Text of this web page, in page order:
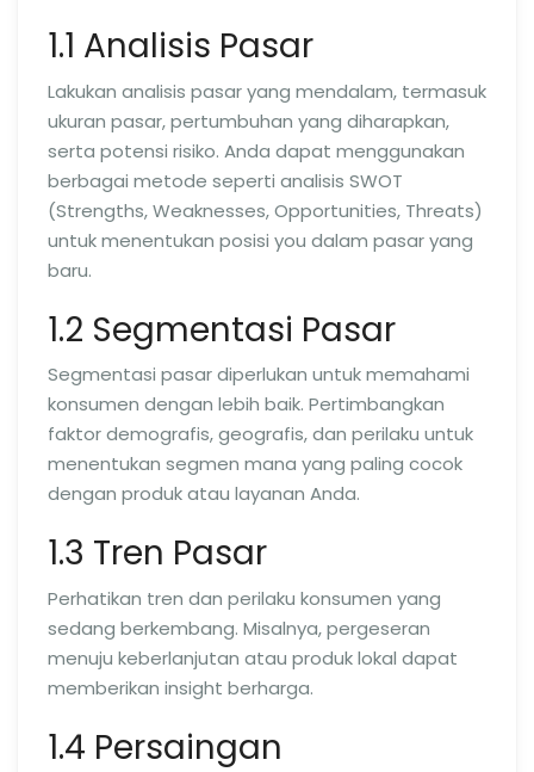
1.1 Analisis Pasar
Lakukan analisis pasar yang mendalam, termasuk
ukuran pasar, pertumbuhan yang diharapkan,
serta potensi risiko. Anda dapat menggunakan
berbagai metode seperti analisis SWOT
(Strengths, Weaknesses, Opportunities, Threats)
untuk menentukan posisi you dalam pasar yang
baru.
1.2 Segmentasi Pasar
Segmentasi pasar diperlukan untuk memahami
konsumen dengan lebih baik. Pertimbangkan
faktor demografis, geografis, dan perilaku untuk
menentukan segmen mana yang paling cocok
dengan produk atau layanan Anda.
1.3 Tren Pasar
Perhatikan tren dan perilaku konsumen yang
sedang berkembang. Misalnya, pergeseran
menuju keberlanjutan atau produk lokal dapat
memberikan insight berharga.
1.4 Persaingan